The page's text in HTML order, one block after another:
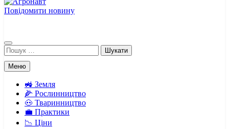
Повідомити новину
Пошук:
Меню
🚜 Земля
🌽 Рослинництво
🐽 Тваринництво
💼 Практики
📉 Ціни